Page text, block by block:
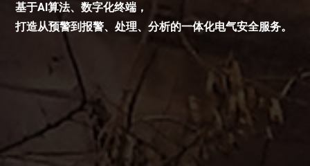
基于AI算法、数字化终端，
打造从预警到报警、处理、分析的一体化电气安全服务。